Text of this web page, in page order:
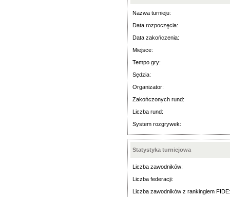
Nazwa turnieju:
Data rozpoczęcia:
Data zakończenia:
Miejsce:
Tempo gry:
Sędzia:
Organizator:
Zakończonych rund:
Liczba rund:
System rozgrywek:
Statystyka turniejowa
Liczba zawodników:
Liczba federacji:
Liczba zawodników z rankingiem FIDE: